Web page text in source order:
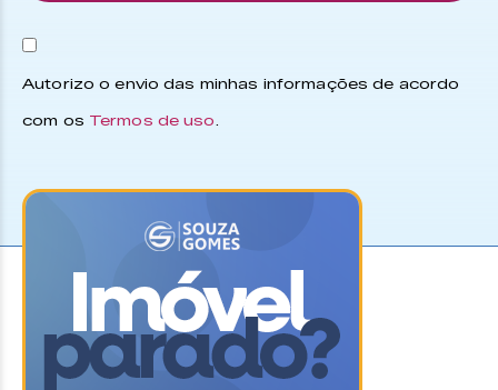
Autorizo o envio das minhas informações de acordo
com os Termos de uso